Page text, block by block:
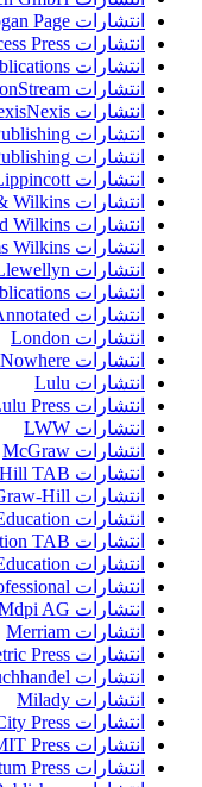
انتشارات Kogan Page
انتشارات Language Success Press
انتشارات Laxmi Publications
انتشارات LessonStream
انتشارات LexisNexis
انتشارات LID Publishing
انتشارات Lioncrest Publishing
انتشارات Lippincott
انتشارات Lippincott Williams & Wilkins
انتشارات Lippincott Williams and Wilkins
انتشارات Lippincott Williams Wilkins
انتشارات Llewellyn
انتشارات Llewellyn Publications
انتشارات Llewellyn Publications; Annotated
انتشارات London
انتشارات Lost Nowhere
انتشارات Lulu
انتشارات Lulu Press
انتشارات LWW
انتشارات McGraw
انتشارات McGraw Hill TAB
انتشارات McGraw-Hill
انتشارات McGraw-Hill Education
انتشارات McGraw-Hill Education TAB
انتشارات McGraw-Hill Higher Education
انتشارات McGraw-Hill Professional
انتشارات Mdpi AG
انتشارات Merriam
انتشارات Metric Press
انتشارات Meyer & Meyer Fachverlag und Buchhandel
انتشارات Milady
انتشارات Mill City Press
انتشارات MIT Press
انتشارات Momentum Press